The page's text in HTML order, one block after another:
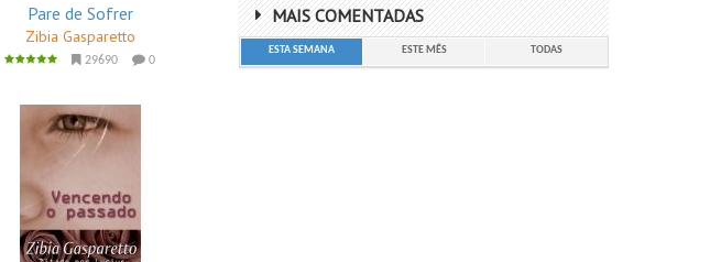
Pare de Sofrer
Zibia Gasparetto
29690 0
MAIS COMENTADAS
ESTA SEMANA ESTE MÊS TODAS